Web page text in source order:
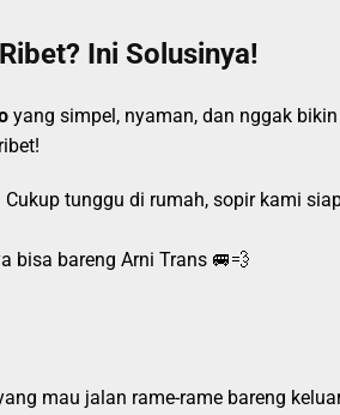
Ini Solusinya!
yang simpel, nyaman, dan nggak bikin
tunggu di rumah, sopir kami
bisa bareng Arni Trans 🚐💨
mau jalan rame-rame bareng